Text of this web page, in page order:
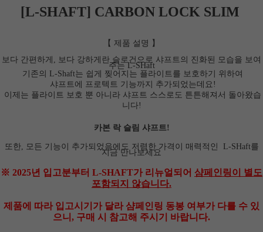
[L-SHAFT] CARBON LOCK SLIM
【 제품 설명 】
보다 간편하게, 보다 강하게란 슬로건으로 샤프트의 진화된 모습을 보여
주는 L-SHaft
기존의 L-Shaft는 쉽게 찢어지는 플라이트를 보호하기 위하여
샤프트에 프로텍트 기능까지 추가되었는데요!
이제는 플라이트 보호 뿐 아니라 샤프트 스스로도 튼튼해져서 돌아왔습
니다!
카본 락 슬림 샤프트!
또한, 모든 기능이 추가되었음에도 저렴한 가격이 매력적인 L-SHaft를
지금 만나보세요
※ 2025년 입고분부터 L-SHAFT가 리뉴얼되어 샴페인링이 별도
포함되지 않습니다.
제품에 따라 입고시기가 달라 샴페인링 동봉 여부가 다를 수 있
으니, 구매 시 참고해 주시기 바랍니다.